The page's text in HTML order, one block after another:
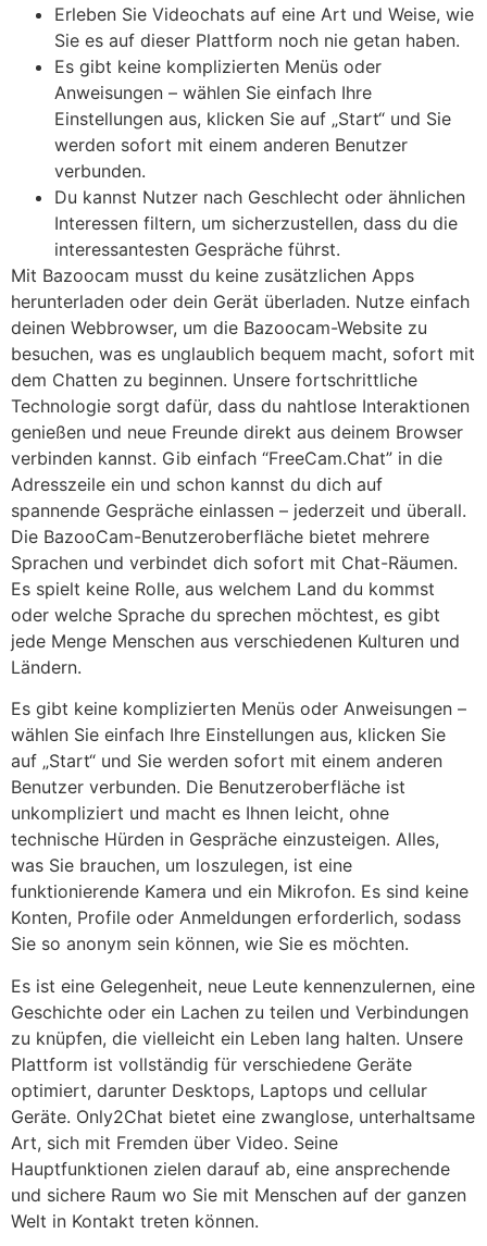
Erleben Sie Videochats auf eine Art und Weise, wie
Sie es auf dieser Plattform noch nie getan haben.
Es gibt keine komplizierten Menüs oder
Anweisungen – wählen Sie einfach Ihre
Einstellungen aus, klicken Sie auf „Start“ und Sie
werden sofort mit einem anderen Benutzer
verbunden.
Du kannst Nutzer nach Geschlecht oder ähnlichen
Interessen filtern, um sicherzustellen, dass du die
interessantesten Gespräche führst.
Mit Bazoocam musst du keine zusätzlichen Apps
herunterladen oder dein Gerät überladen. Nutze einfach
deinen Webbrowser, um die Bazoocam-Website zu
besuchen, was es unglaublich bequem macht, sofort mit
dem Chatten zu beginnen. Unsere fortschrittliche
Technologie sorgt dafür, dass du nahtlose Interaktionen
genießen und neue Freunde direkt aus deinem Browser
verbinden kannst. Gib einfach “FreeCam.Chat” in die
Adresszeile ein und schon kannst du dich auf
spannende Gespräche einlassen – jederzeit und überall.
Die BazooCam-Benutzeroberfläche bietet mehrere
Sprachen und verbindet dich sofort mit Chat-Räumen.
Es spielt keine Rolle, aus welchem Land du kommst
oder welche Sprache du sprechen möchtest, es gibt
jede Menge Menschen aus verschiedenen Kulturen und
Ländern.
Es gibt keine komplizierten Menüs oder Anweisungen –
wählen Sie einfach Ihre Einstellungen aus, klicken Sie
auf „Start“ und Sie werden sofort mit einem anderen
Benutzer verbunden. Die Benutzeroberfläche ist
unkompliziert und macht es Ihnen leicht, ohne
technische Hürden in Gespräche einzusteigen. Alles,
was Sie brauchen, um loszulegen, ist eine
funktionierende Kamera und ein Mikrofon. Es sind keine
Konten, Profile oder Anmeldungen erforderlich, sodass
Sie so anonym sein können, wie Sie es möchten.
Es ist eine Gelegenheit, neue Leute kennenzulernen, eine
Geschichte oder ein Lachen zu teilen und Verbindungen
zu knüpfen, die vielleicht ein Leben lang halten. Unsere
Plattform ist vollständig für verschiedene Geräte
optimiert, darunter Desktops, Laptops und cellular
Geräte. Only2Chat bietet eine zwanglose, unterhaltsame
Art, sich mit Fremden über Video. Seine
Hauptfunktionen zielen darauf ab, eine ansprechende
und sichere Raum wo Sie mit Menschen auf der ganzen
Welt in Kontakt treten können.